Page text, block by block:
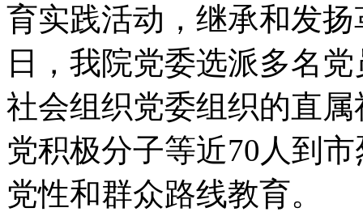
育实践活动，继承和发
日，我院党委选派多名
社会组织党委组织的直
党积极分子等近70人到
党性和群众路线教育。